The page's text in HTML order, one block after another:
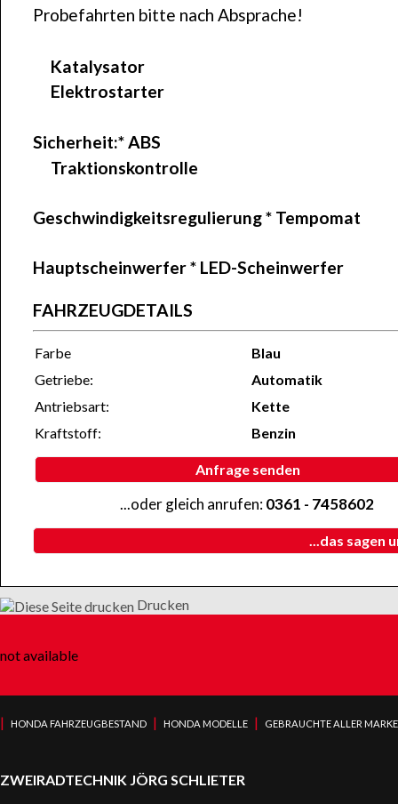
Probefahrten bitte nach Absprache!
Katalysator
Elektrostarter
Sicherheit:*ABS
Traktionskontrolle
Geschwindigkeitsregulierung* Tempomat
Hauptscheinwerfer* LED-Scheinwerfer
FAHRZEUGDETAILS
Farbe
Blau
Getriebe:
Automatik
Antriebsart:
Kette
Kraftstoff:
Benzin
Anfrage senden
...oder gleich anrufen:0361 - 7458602
...das sagen
Drucken
not available
| HONDA FAHRZEUGBESTAND | HONDA MODELLE | GEBRAUCHTE ALLER
ZWEIRADTECHNIK JÖRG SCHLIETER